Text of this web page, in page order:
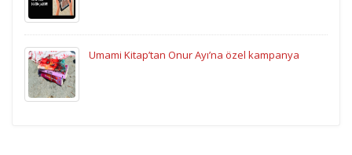
Umami Kitap’tan Onur Ayı’na özel kampanya